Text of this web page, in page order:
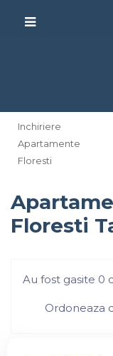
Inchiriere
Apartamente
Floresti
Floresti
Au fost gasite 0
Ordoneaza